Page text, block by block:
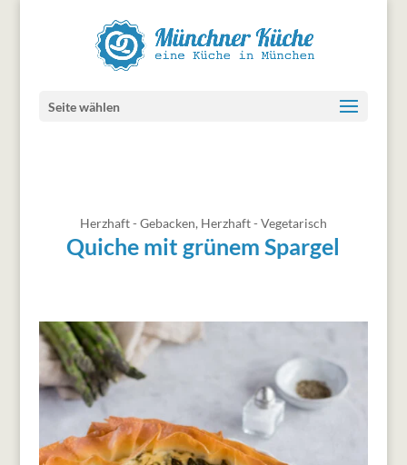
Seite wählen
Herzhaft - Gebacken, Herzhaft - Vegetarisch
Quiche mit grünem Spargel